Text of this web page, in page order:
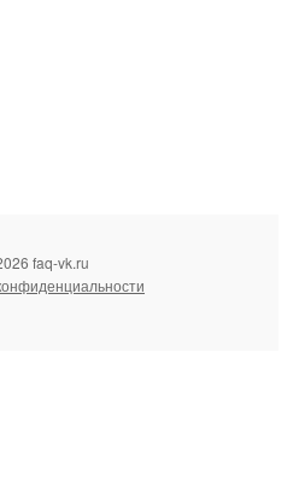
faq-vk.ru